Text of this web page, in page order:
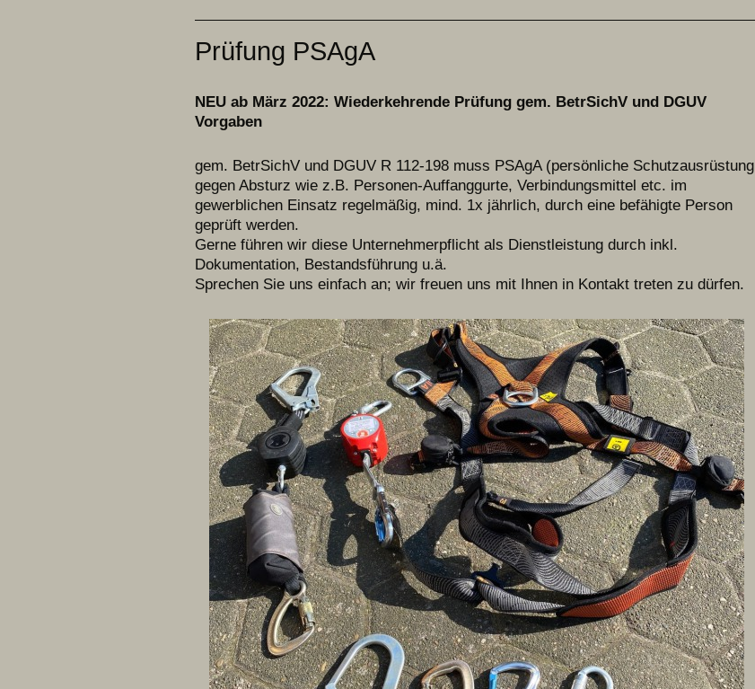
Prüfung PSAgA
NEU ab März 2022: Wiederkehrende Prüfung gem. BetrSichV und DGUV
Vorgaben
gem. BetrSichV und DGUV R 112-198 muss PSAgA (persönliche Schutzausrüstung
gegen Absturz wie z.B. Personen-Auffanggurte, Verbindungsmittel etc. im
gewerblichen Einsatz regelmäßig, mind. 1x jährlich, durch eine befähigte Person
geprüft werden.
Gerne führen wir diese Unternehmerpflicht als Dienstleistung durch inkl.
Dokumentation, Bestandsführung u.ä.
Sprechen Sie uns einfach an; wir freuen uns mit Ihnen in Kontakt treten zu dürfen.